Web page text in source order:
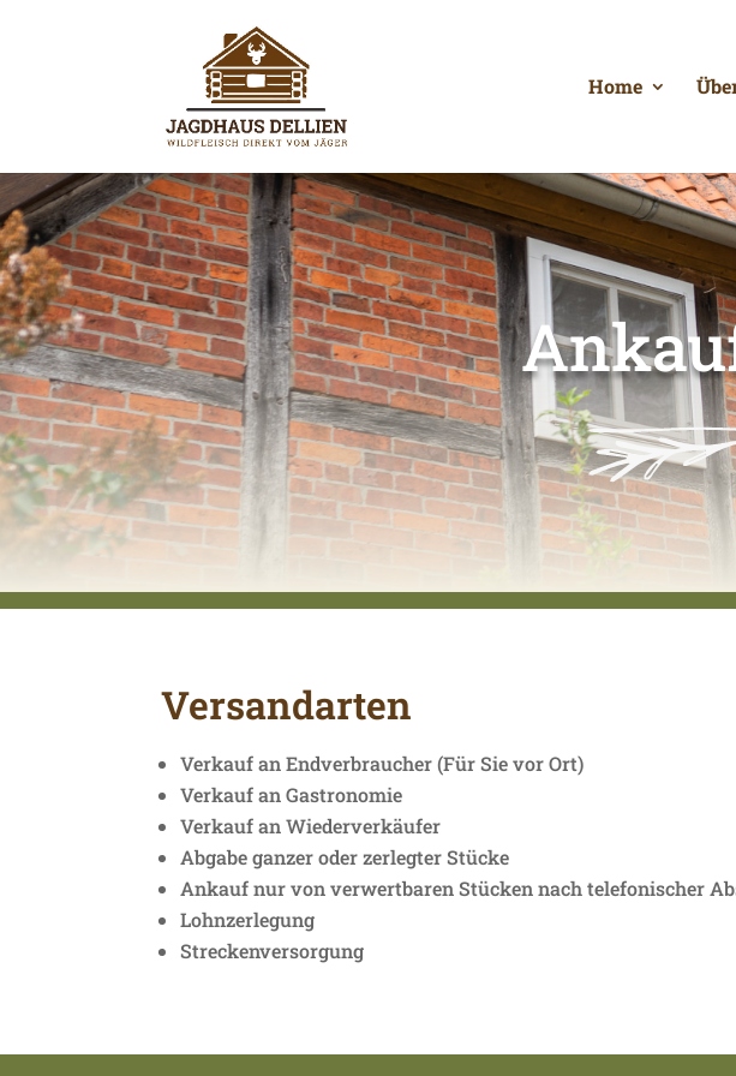
Home
Versandarten
Verkauf an Endverbraucher (Für Sie vor Ort)
Verkauf an Gastronomie
Verkauf an Wiederverkäufer
Abgabe ganzer oder zerlegter Stücke
Ankauf nur von verwertbaren Stücken nach telefonischer
Lohnzerlegung
Streckenversorgung